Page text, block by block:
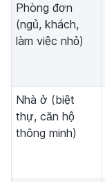
Phòng đơn
(ngủ, khách,
làm việc nhỏ)
Nhà ở (biệt
thự, căn hộ
thông minh)